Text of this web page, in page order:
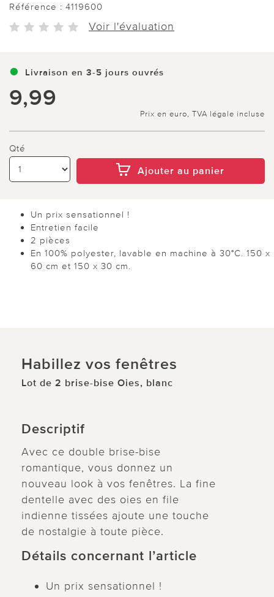
Référence : 4119600
Voir l'évaluation
Livraison en 3-5 jours ouvrés
9,99
Prix en euro, TVA légale incluse
Qté
Ajouter au panier
Un prix sensationnel !
Entretien facile
2 pièces
En 100% polyester, lavable en machine à 30°C. 150 x
60 cm et 150 x 30 cm.
Habillez vos fenêtres
Lot de 2 brise-bise Oies, blanc
Descriptif
Avec ce double brise-bise
romantique, vous donnez un
nouveau look à vos fenêtres. La fine
dentelle avec des oies en file
indienne tissées ajoute une touche
de nostalgie à toute pièce.
Détails concernant l’article
Un prix sensationnel !